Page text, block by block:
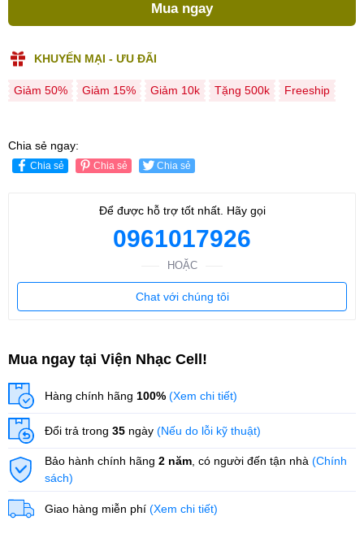
Mua ngay
KHUYẾN MẠI - ƯU ĐÃI
Giảm 50% Giảm 15% Giảm 10k Tặng 500k Freeship
Chia sẻ ngay:
Chia sẻ Chia sẻ Chia sẻ
Để được hỗ trợ tốt nhất. Hãy gọi
0961017926
HOẶC
Chat với chúng tôi
Mua ngay tại Viện Nhạc Cell!
Hàng chính hãng 100% (Xem chi tiết)
Đổi trả trong 35 ngày (Nếu do lỗi kỹ thuật)
Bảo hành chính hãng 2 năm , có người đến tận nhà (Chính
sách)
Giao hàng miễn phí (Xem chi tiết)